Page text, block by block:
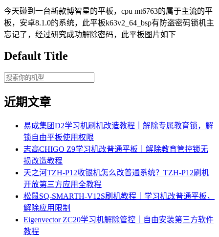
今天碰到一台新款博智星的平板，cpu mt6763的属于主流的平
板，安卓8.1.0的系统，此平板k63v2_64_bsp有防盗密码锁机主
忘记了，经过研究成功解除密码，此平板图片如下
Default Title
近期文章
易成集团D2学习机刷机改造教程｜解除专属教育锁，解
锁自由平板使用权限
志高CHIGO Z9学习机改普通平板｜解除教育管控锁无
损改造教程
天之河TZH-P12收银机怎么改普通系统？TZH-P12刷机
开放第三方应用全教程
松鼠SQ-SMARTH-V12S刷机教程｜学习机改普通平板，
解除应用限制
Eigenvector ZC20学习机解除管控｜自由安装第三方软件
教程